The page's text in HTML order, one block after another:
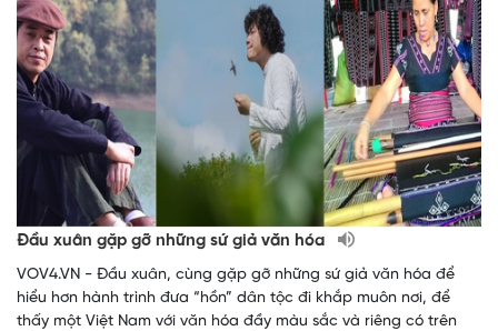
Đầu xuân gặp gỡ những sứ giả văn hóa
VOV4.VN - Đầu xuân, cùng gặp gỡ những sứ giả văn hóa để
hiểu hơn hành trình đưa “hồn” dân tộc đi khắp muôn nơi, để
thấy một Việt Nam với văn hóa đầy màu sắc và riêng có trên